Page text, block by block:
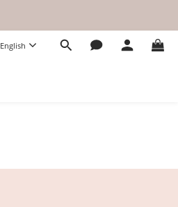
English